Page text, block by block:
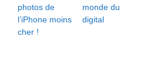
photos de
l’iPhone moins
cher !
monde du
digital